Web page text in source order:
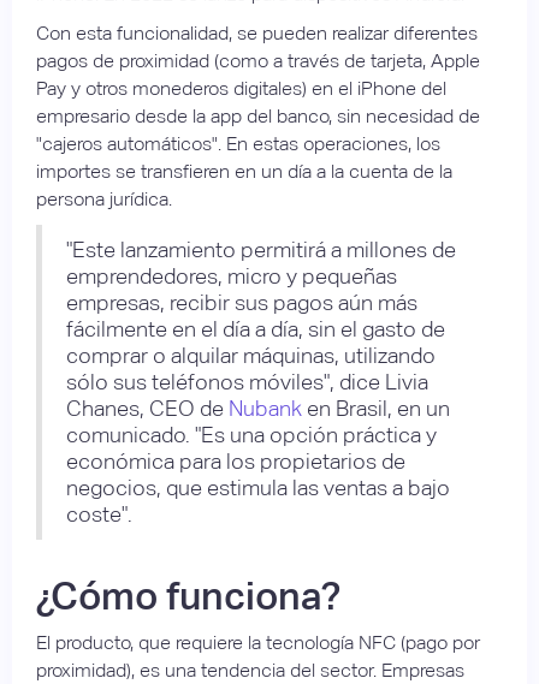
Con esta funcionalidad, se pueden realizar diferentes
pagos de proximidad (como a través de tarjeta, Apple
Pay y otros monederos digitales) en el iPhone del
empresario desde la app del banco, sin necesidad de
"cajeros automáticos". En estas operaciones, los
importes se transfieren en un día a la cuenta de la
persona jurídica.
"Este lanzamiento permitirá a millones de
emprendedores, micro y pequeñas
empresas, recibir sus pagos aún más
fácilmente en el día a día, sin el gasto de
comprar o alquilar máquinas, utilizando
sólo sus teléfonos móviles", dice Livia
Chanes, CEO de Nubank en Brasil, en un
comunicado. "Es una opción práctica y
económica para los propietarios de
negocios, que estimula las ventas a bajo
coste".
¿Cómo funciona?
El producto, que requiere la tecnología NFC (pago por
proximidad), es una tendencia del sector. Empresas